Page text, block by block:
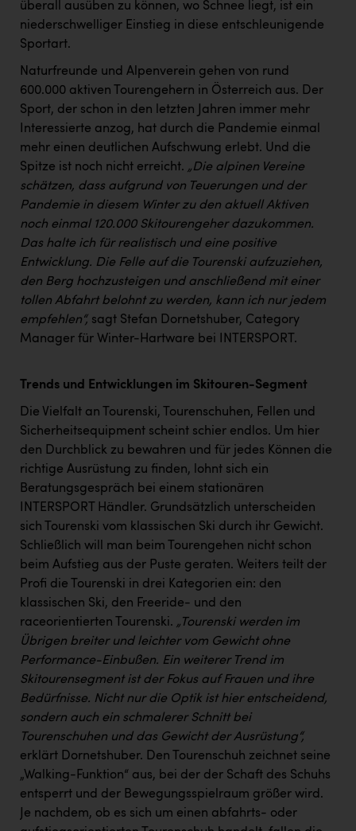
SCHMACHTL GmbH
Schwingshandl - automation technology gmbh
Seher + Partner
Smurfit Westrock Nettingsdorf
TCL
TGW Logistics
TRAILOMAT & Cycling Austria
VERITAS
Vier Diamanten
Vorlagenportal
Wir besiegen Krebs
Wirtschaftskammer OÖ
ZULuft - Zukunft Luft Austria
z.l.ö.
Österreichisches Hebammengremium
Wirtschaftskammer OÖ Energiehandel
Dopgas
kunden basics
überall ausüben zu können, wo Schnee liegt, ist ein
niederschwelliger Einstieg in diese entschleunigende
Sportart.
Naturfreunde und Alpenverein gehen von rund
600.000 aktiven Tourengehern in Österreich aus. Der
Sport, der schon in den letzten Jahren immer mehr
Interessierte anzog, hat durch die Pandemie einmal
mehr einen deutlichen Aufschwung erlebt. Und die
Spitze ist noch nicht erreicht. „Die alpinen Vereine
schätzen, dass aufgrund von Teuerungen und der
Pandemie in diesem Winter zu den aktuell Aktiven
noch einmal 120.000 Skitourengeher dazukommen.
Das halte ich für realistisch und eine positive
Entwicklung. Die Felle auf die Tourenski aufzuziehen,
den Berg hochzusteigen und anschließend mit einer
tollen Abfahrt belohnt zu werden, kann ich nur jedem
empfehlen“, sagt Stefan Dornetshuber, Category
Manager für Winter-Hartware bei INTERSPORT.
Trends und Entwicklungen im Skitouren-Segment
Die Vielfalt an Tourenski, Tourenschuhen, Fellen und
Sicherheitsequipment scheint schier endlos. Um hier
den Durchblick zu bewahren und für jedes Können die
richtige Ausrüstung zu finden, lohnt sich ein
Beratungsgespräch bei einem stationären
INTERSPORT Händler. Grundsätzlich unterscheiden
sich Tourenski vom klassischen Ski durch ihr Gewicht.
Schließlich will man beim Tourengehen nicht schon
beim Aufstieg aus der Puste geraten. Weiters teilt der
Profi die Tourenski in drei Kategorien ein: den
klassischen Ski, den Freeride- und den
raceorientierten Tourenski. „Tourenski werden im
Übrigen breiter und leichter vom Gewicht ohne
Performance-Einbußen. Ein weiterer Trend im
Skitourensegment ist der Fokus auf Frauen und ihre
Bedürfnisse. Nicht nur die Optik ist hier entscheidend,
sondern auch ein schmalerer Schnitt bei
Tourenschuhen und das Gewicht der Ausrüstung“,
erklärt Dornetshuber. Den Tourenschuh zeichnet seine
„Walking-Funktion“ aus, bei der der Schaft des Schuhs
entsperrt und der Bewegungsspielraum größer wird.
Je nachdem, ob es sich um einen abfahrts- oder